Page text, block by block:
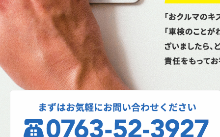
2026.1.6
新年あけましておめでとうござ
ます
昨年は格別のお引立てを賜り厚く御礼申し
上げます。本年もどうぞよろしくお願い申
し上げます。本日より通常...
スパネージ（スポット溶接機）
理、成功なるか！？
自動車修理工場では、日々さまざまな設備